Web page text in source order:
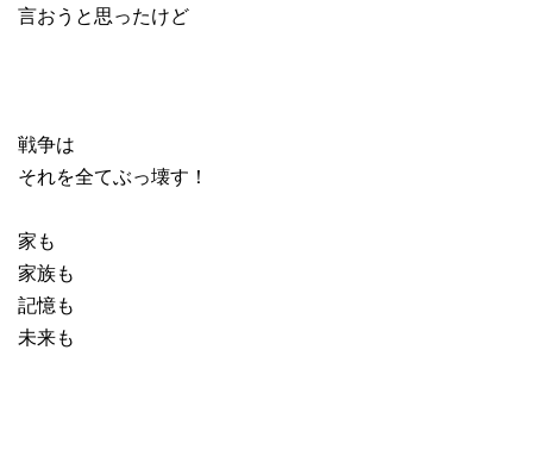
言おうと思ったけど
戦争は
それを全てぶっ壊す！
家も
家族も
記憶も
未来も